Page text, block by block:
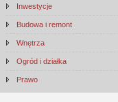
Inwestycje
Budowa i remont
Wnętrza
Ogród i działka
Prawo